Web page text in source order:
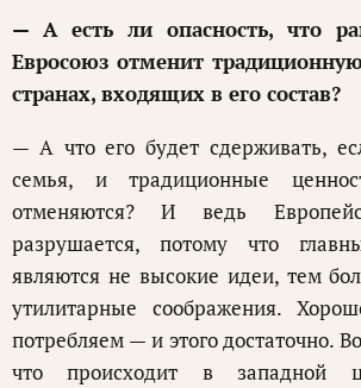
— А есть ли опасность, что
Евросоюз отменит
странах, входящих в его состав?
— А что его будет сдерживать,
семья, и традиционные
отменяются? И ведь
разрушается, потому что
являются не высокие идеи, тем
утилитарные соображения.
потребляем — и этого достаточно.
что происходит в западной